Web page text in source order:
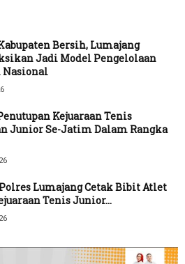
Bersih, Lumajang
Jadi Model Pengelolaan
Nasional
Kejuaraan Tenis
Junior Se-Jatim Dalam Rangka
Polres Lumajang Cetak Bibit Atlet
Tenis Junior...